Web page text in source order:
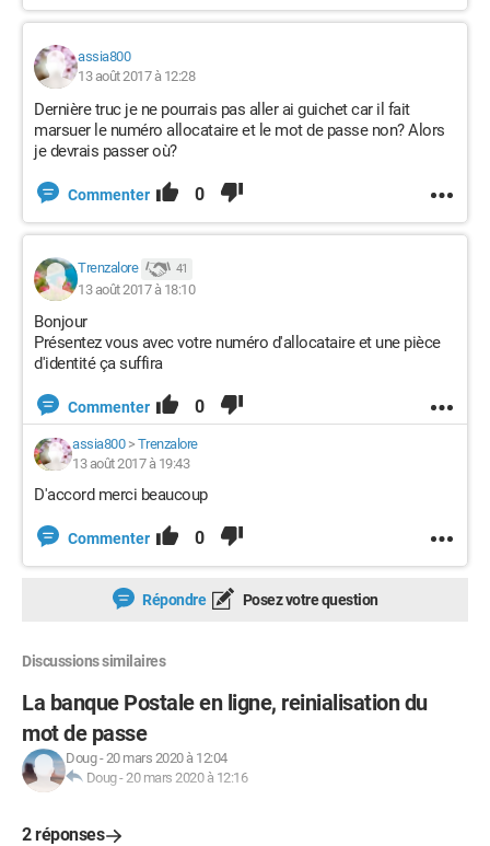
assia800
13 août 2017 à 12:28
Dernière truc je ne pourrais pas aller ai guichet car il fait
marsuer le numéro allocataire et le mot de passe non? Alors
je devrais passer où?
Commenter 0
Trenzalore 41
13 août 2017 à 18:10
Bonjour
Présentez vous avec votre numéro d'allocataire et une pièce
d'identité ça suffira
Commenter 0
assia800> Trenzalore
13 août 2017 à 19:43
D'accord merci beaucoup
Commenter 0
Répondre Posez votre question
Discussions similaires
La banque Postale en ligne, reinialisation du
mot de passe
Doug-20 mars 2020 à 12:04
Doug-20 mars 2020 à 12:16
2 réponses